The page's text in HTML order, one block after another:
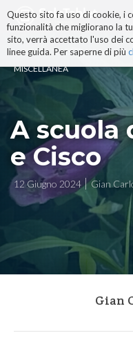
Questo sito fa uso di cookie, i
funzionalità che migliorano la
sito, verrà accettato l'uso dei
linee guida. Per saperne di più
ai
|
alla
MISCELLANEA
A scuola
e Cisco
12 Giugno 2024 Gian
Gian